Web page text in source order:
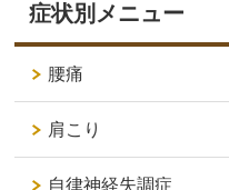
症状別メニュー
腰痛
肩こり
自律神経失調症